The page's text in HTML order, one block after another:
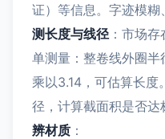
证）等信息。字迹模糊
测长度与线径 ：市场
单测量：整卷线外圈
乘以3.14，可估算长度
径，计算截面积是否达
辨材质 ：